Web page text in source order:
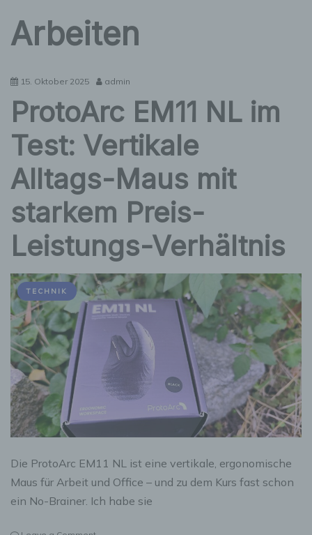
Arbeiten
15. Oktober 2025 admin
ProtoArc EM11 NL im
Test: Vertikale
Alltags-Maus mit
starkem Preis-
Leistungs-Verhältnis
TECHNIK
Die ProtoArc EM11 NL ist eine vertikale, ergonomische
Maus für Arbeit und Office – und zu dem Kurs fast schon
ein No-Brainer. Ich habe sie